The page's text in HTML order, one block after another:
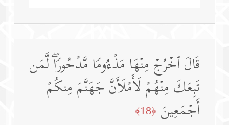
قَالَ ٱخۡرُجۡ مِنۡهَا مَذۡءُومࣰا مَّدۡحُورࣰاۖ لَّمَن
تَبِعَكَ مِنۡهُمۡ لَأَمۡلَأَنَّ جَهَنَّمَ مِنكُمۡ
أَجۡمَعِینَ ﴿18﴾